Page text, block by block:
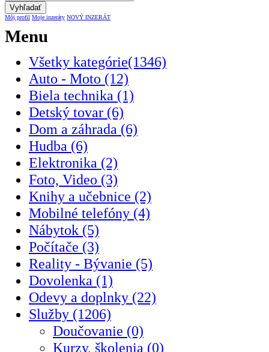
Môj profil Moje inzeráty NOVÝ INZERÁT
Menu
Všetky kategórie(1346)
Auto - Moto (12)
Biela technika (1)
Detský tovar (6)
Dom a záhrada (6)
Hudba (6)
Elektronika (2)
Foto, Video (3)
Knihy a učebnice (2)
Mobilné telefóny (4)
Nábytok (5)
Počítače (3)
Reality - Bývanie (5)
Dovolenka (1)
Odevy a doplnky (22)
Služby (1206)
Doučovanie (0)
Kurzy, školenia (0)